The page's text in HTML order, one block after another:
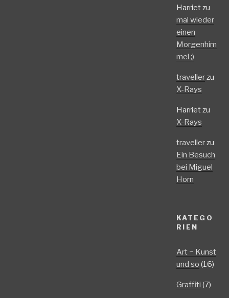
Harrietzu
mal wieder
einen
Morgenhim
mel ;)
travellerzu
X-Rays
Harrietzu
X-Rays
travellerzu
Ein Besuch
bei Miguel
Horn
KATEGO
RIEN
Art ~ Kunst
und so (16)
Graffiti (7)